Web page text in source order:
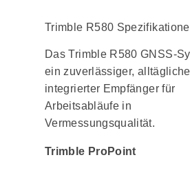
Trimble R580
Das Trimble R580 GNSS-
ein zuverlässiger,
integrierter Empfänger für
Arbeitsabläufe in
Vermessungsqualität.
Trimble ProPoint